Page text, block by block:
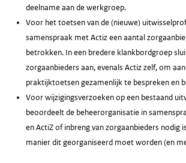
deelname aan de werkgroep.
Voor het toetsen van de (nieuwe)
samenspraak met Actiz een aantal
betrokken. In een bredere klankbordgroep
zorgaanbieders aan, evenals Actiz zelf, om
praktijktoetsen gezamenlijk te bespreken en
Voor wijzigingsverzoeken op een bestaand
beoordeelt de beheerorganisatie in
en ActiZ of inbreng van zorgaanbieders nodig
manier dit georganiseerd moet worden (en